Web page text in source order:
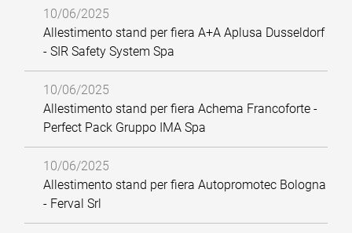
10/06/2025
Allestimento stand per fiera A+A Aplusa Dusseldorf
- SIR Safety System Spa
10/06/2025
Allestimento stand per fiera Achema Francoforte -
Perfect Pack Gruppo IMA Spa
10/06/2025
Allestimento stand per fiera Autopromotec Bologna
- Ferval Srl